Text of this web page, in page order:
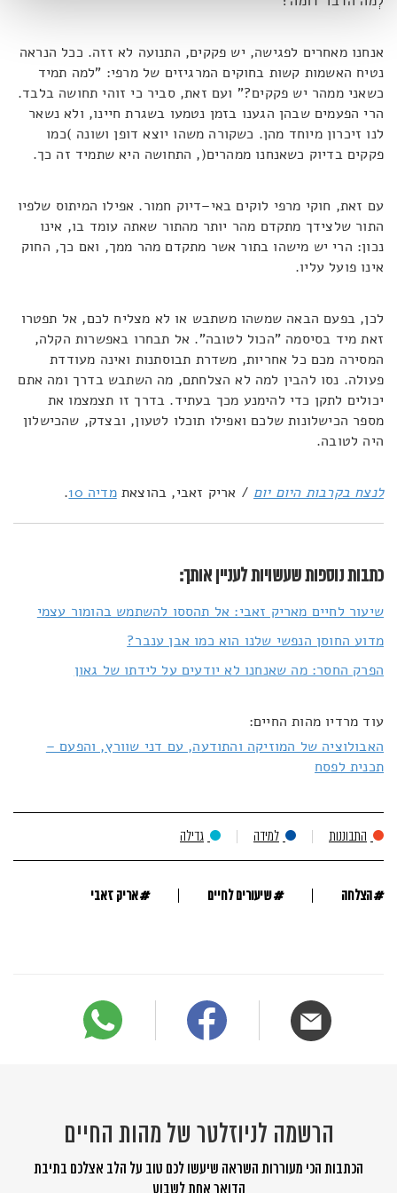
אנחנו מאחרים לפגישה, יש פקקים, התנועה לא זזה. ככל הנראה
נטיח האשמות קשות בחוקים המרגיזים של מרפי: "למה תמיד
כשאני ממהר יש פקקים?" ועם זאת, סביר כי זוהי תחושה בלבד.
הרי הפעמים שבהן הגענו בזמן נטמעו בשגרת חיינו, ולא נשאר
לנו זיכרון מיוחד מהן. כשקורה משהו יוצא דופן ושונה )כמו
פקקים בדיוק כשאנחנו ממהרים(, התחושה היא שתמיד זה כך.
עם זאת, חוקי מרפי לוקים באי–דיוק חמור. אפילו המיתוס שלפיו
התור שלצידך מתקדם מהר יותר מהתור שאתה עומד בו, אינו
נכון: הרי יש מישהו בתור אשר מתקדם מהר ממך, ואם כך, החוק
אינו פועל עליו.
לכן, בפעם הבאה שמשהו משתבש או לא מצליח לכם, אל תפטרו
זאת מיד בסיסמה "הכול לטובה". אל תבחרו באפשרות הקלה,
המסירה מכם כל אחריות, משדרת תבוסתנות ואינה מעודדת
פעולה. נסו להבין למה לא הצלחתם, מה השתבש בדרך ומה אתם
יכולים לתקן כדי להימנע מכך בעתיד. בדרך זו תצמצמו את
מספר הכישלונות שלכם ואפילו תוכלו לטעון, ובצדק, שהכישלון
היה לטובה.
לנצח בקרבות היום יום / אריק זאבי, בהוצאתמדיה 10 .
כתבות נוספות שעשויות לעניין אותך:
שיעור לחיים מאריק זאבי: אל תהססו להשתמש בהומור עצמי
מדוע החוסן הנפשי שלנו הוא כמו אבן ענבר?
הפרק החסר: מה שאנחנו לא יודעים על לידתו של גאון
עוד מרדיו מהות החיים:
האבולוציה של המוזיקה והתודעה, עם דני שוורץ, והפעם –
תכנית לפסח
התבוננות למידה גדילה
#הצלחה #שיעורים לחיים #אריק זאבי
הרשמה לניוזלטר של מהות החיים
הכתבות הכי מעוררות השראה שיעשו לכם טוב על הלב אצלכם בתיבת
הדואר אחת לשבוע